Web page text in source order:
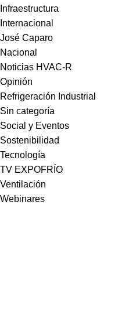
Infraestructura
Internacional
José Caparo
Nacional
Noticias HVAC-R
Opinión
Refrigeración Industrial
Sin categoría
Social y Eventos
Sostenibilidad
Tecnología
TV EXPOFRÍO
Ventilación
Webinares